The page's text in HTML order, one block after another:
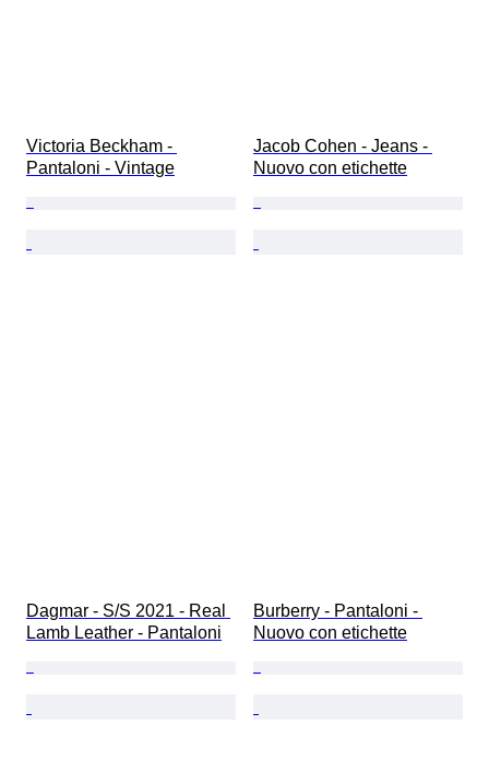
Victoria Beckham -
Pantaloni - Vintage
Jacob Cohen - Jeans -
Nuovo con etichette
Dagmar - S/S 2021 - Real
Lamb Leather - Pantaloni
Burberry - Pantaloni -
Nuovo con etichette